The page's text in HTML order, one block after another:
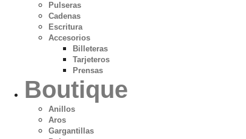
Pulseras
Cadenas
Escritura
Accesorios
Billeteras
Tarjeteros
Prensas
Boutique
Anillos
Aros
Gargantillas